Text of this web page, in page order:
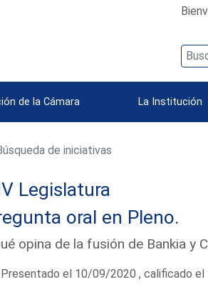
de la Cámara La Institución
de iniciativas
Legislatura
oral en Pleno.
opina de la fusión de Bankia y
Presentado el 10/09/2020 , calificado